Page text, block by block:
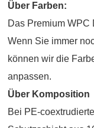
Über Farben:
Das Premium WPC
Wenn Sie immer
können wir die
anpassen.
Über Komposition
Bei PE-